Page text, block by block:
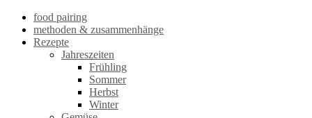
food pairing
methoden & zusammenhänge
Rezepte
Jahreszeiten
Frühling
Sommer
Herbst
Winter